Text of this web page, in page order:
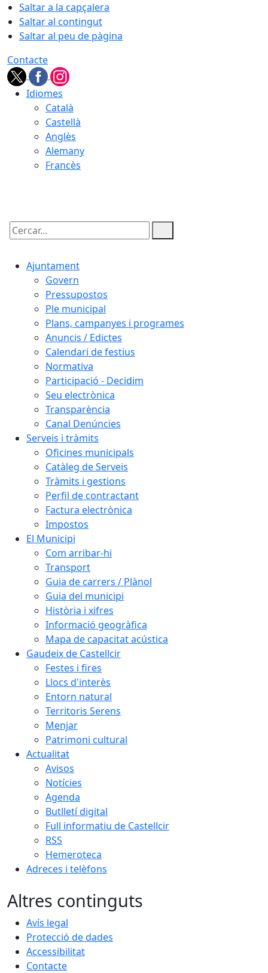
Saltar a la capçalera
Saltar al contingut
Saltar al peu de pàgina
Contacte
Idiomes
Català
Castellà
Anglès
Alemany
Francès
Cercar:
Ajuntament
Govern
Pressupostos
Ple municipal
Plans, campanyes i programes
Anuncis / Edictes
Calendari de festius
Normativa
Participació - Decidim
Seu electrònica
Transparència
Canal Denúncies
Serveis i tràmits
Oficines municipals
Catàleg de Serveis
Tràmits i gestions
Perfil de contractant
Factura electrònica
Impostos
El Municipi
Com arribar-hi
Transport
Guia de carrers / Plànol
Guia del municipi
Història i xifres
Informació geogràfica
Mapa de capacitat acústica
Gaudeix de Castellcir
Festes i fires
Llocs d'interès
Entorn natural
Territoris Serens
Menjar
Patrimoni cultural
Actualitat
Avisos
Notícies
Agenda
Butlletí digital
Full informatiu de Castellcir
RSS
Hemeroteca
Adreces i telèfons
Altres continguts
Avís legal
Protecció de dades
Accessibilitat
Contacte